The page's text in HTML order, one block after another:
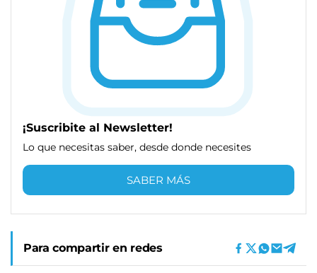
¡Suscribite al Newsletter!
Lo que necesitas saber, desde donde necesites
SABER MÁS
Para compartir en redes